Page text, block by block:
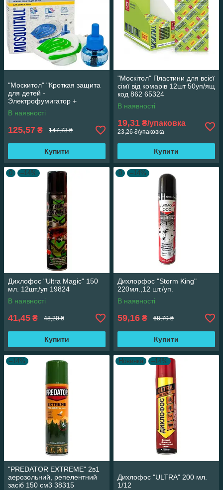
"Москитол" "Кроткая защита
для детей -
Электрофумигатор +
жидкость 30 мл 45 ночей
В наявності
125,57 ₴ 147,73 ₴
Купити
"Москітол" Пластини для всієї
сімї від комарів 12шт 50уп/ящ
код 862 65324
В наявності
19,31 ₴/упаковка
23,26 ₴/упаковка
Купити
0 –14%
Дихлофос "Ultra Magic" 150
мл. 12шт./уп 19824
В наявності
41,45 ₴ 48,20 ₴
Купити
0 –14%
Дихлорфос "Storm King"
220мл.,12 шт./уп.
В наявності
59,16 ₴ 68,79 ₴
Купити
–14%
"PREDATOR EXTREME" 2в1
аерозольний, репелентний
засіб 150 см3 38315
Новинка –14%
Дихлофос "ULTRA" 200 мл.
1/12